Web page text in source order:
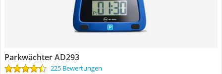
Parkwächter ‎AD293
225 Bewertungen